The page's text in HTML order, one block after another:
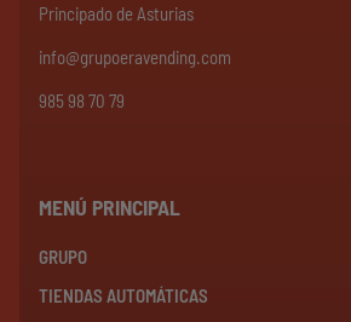
Principado de Asturias
info@grupoeravending.com
985 98 70 79
MENÚ PRINCIPAL
GRUPO
TIENDAS AUTOMÁTICAS